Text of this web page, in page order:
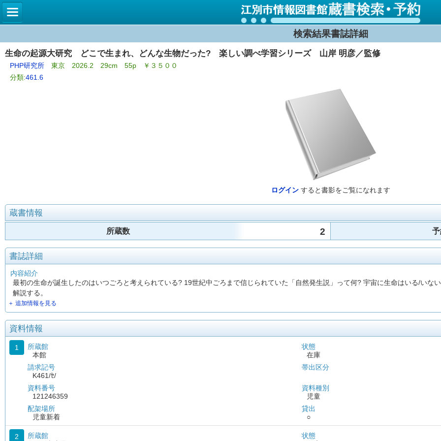
検索結果書誌詳細
生命の起源大研究 どこで生まれ、どんな生物だった? 楽しい調べ学習シリーズ 山岸 明彦／監修
PHP研究所 東京 2026.2 29cm 55p ￥３５００
分類:461.6
ログイン すると書影をご覧になれます
蔵書情報
所蔵数 2
書誌詳細
内容紹介
最初の生命が誕生したのはいつごろと考えられている? 19世紀中ごろまで信じられていた「自然発生説」って何? 宇宙に生命はいる/いな
解説する。
＋ 追加情報を見る
資料情報
1
所蔵館
本館
請求記号
K461/ｾ/
資料番号
121246359
配架場所
児童新着
状態
在庫
帯出区分
資料種別
児童
貸出
○
2
所蔵館
状態